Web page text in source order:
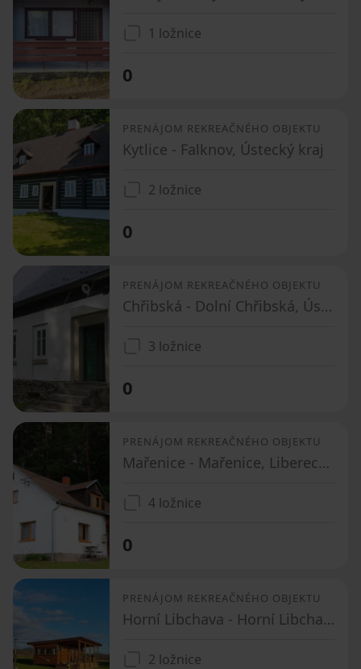
1 ložnice
0
PRENÁJOM REKREAČNÉHO OBJEKTU
Kytlice - Falknov, Ústecký kraj
2 ložnice
0
PRENÁJOM REKREAČNÉHO OBJEKTU
Chřibská - Dolní Chřibská, Ústecký kraj
3 ložnice
0
PRENÁJOM REKREAČNÉHO OBJEKTU
Mařenice - Mařenice, Liberecký kraj
4 ložnice
0
PRENÁJOM REKREAČNÉHO OBJEKTU
Horní Libchava - Horní Libchava, Liberecký kraj
2 ložnice